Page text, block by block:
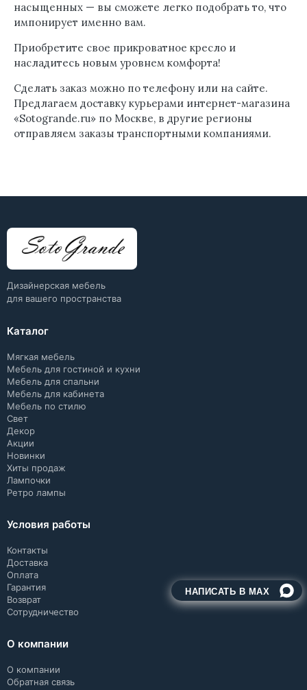
насыщенных — вы сможете легко подобрать то, что
импонирует именно вам.
Приобретите свое прикроватное кресло и
насладитесь новым уровнем комфорта!
Сделать заказ можно по телефону или на сайте.
Предлагаем доставку курьерами интернет-магазина
«Sotogrande.ru» по Москве, в другие регионы
отправляем заказы транспортными компаниями.
НАПИСАТЬ В MAX
Дизайнерская мебель
для вашего пространства
Каталог
Мягкая мебель
Мебель для гостиной и кухни
Мебель для спальни
Мебель для кабинета
Мебель по стилю
Свет
Декор
Акции
Новинки
Хиты продаж
Лампочки
Ретро лампы
Условия работы
Контакты
Доставка
Оплата
Гарантия
Возврат
Сотрудничество
О компании
О компании
Обратная связь